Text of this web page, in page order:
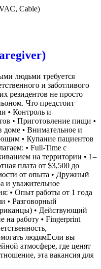
Cable)
людьми требуется
и заботливого
резидентов не просто
Что предстоит
• Контроль и
• Приготовление пищи •
доме • Внимательное и
• Купание пациентов
• Full-Time с
на территории • 1–
плата от $3,500 до
от опыта • Дружный
и уважительное
• Опыт работы от 1 года
• Разговорный
• Действующий
на работу • Fingerprint
людямЕсли вы
атмосфере, где ценят
эта вакансия для